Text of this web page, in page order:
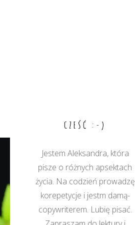
CZEŚĆ :-)
Jestem Aleksandra, która
pisze o różnych apsektach
życia. Na codzień prowadzę
korepetycje i jestm damą-
copywriterem. Lubię pisać.